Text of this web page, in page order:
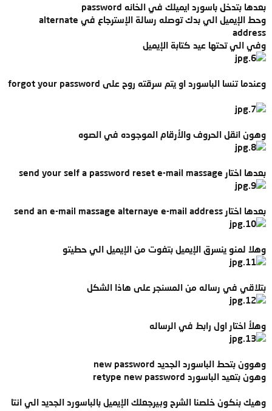
بعدها بتدخل باسورد ايميلك في الخانه password
وحط الإيميل الي بدك توصله رسالة الإسترجاع في alternate
address
وفي الي تحتها عيد كتابة الإيميل
وعندما تنسا الباسورد او يتم سرقته روح على forgot your password
وهون انقل الحروف والأرقام الموجوده في الصوه
بعدها اختار send your self a password reset e-mail massage
بعدها اختار send an e-mail massage alternaye e-mail address
وهلا لمنو ينسرق الإيميل بتفوت من الإيميل الي حطيتو
بتلاقي في رساله من المسنجر على هاذا الشكل
وهلأ اختار اول رابط في الرساله
وهوون بتحط الباسورد الجديد new password
وهون بتعيد الباسورد retype new password
وهيك بنكون خلصنا الشرح وبيرجعلك الإيميل بالباسورد الجديد الي انتا